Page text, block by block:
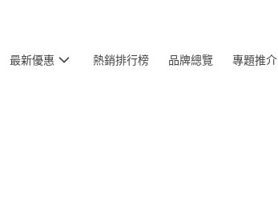
最新優惠 熱銷排行榜 品牌總覽 專題推介